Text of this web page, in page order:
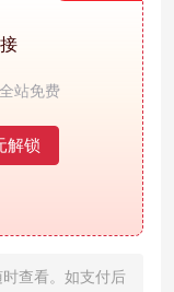
站免费
解锁
查看。如支付后